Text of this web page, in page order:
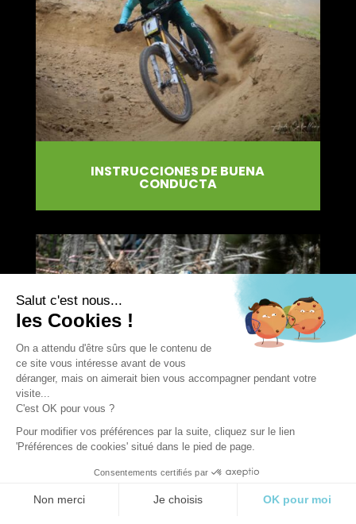
Salut c'est nous...
les Cookies !
On a attendu d'être sûrs que le contenu de
ce site vous intéresse avant de vous
déranger, mais on aimerait bien vous accompagner pendant votre
visite...
C'est OK pour vous ?
Pour modifier vos préférences par la suite, cliquez sur le lien
'Préférences de cookies' situé dans le pied de page.
Consentements certifiés par
Non merci Je choisis OK pour moi
INSTRUCCIONES DE BUENA
CONDUCTA
SEGURIDAD